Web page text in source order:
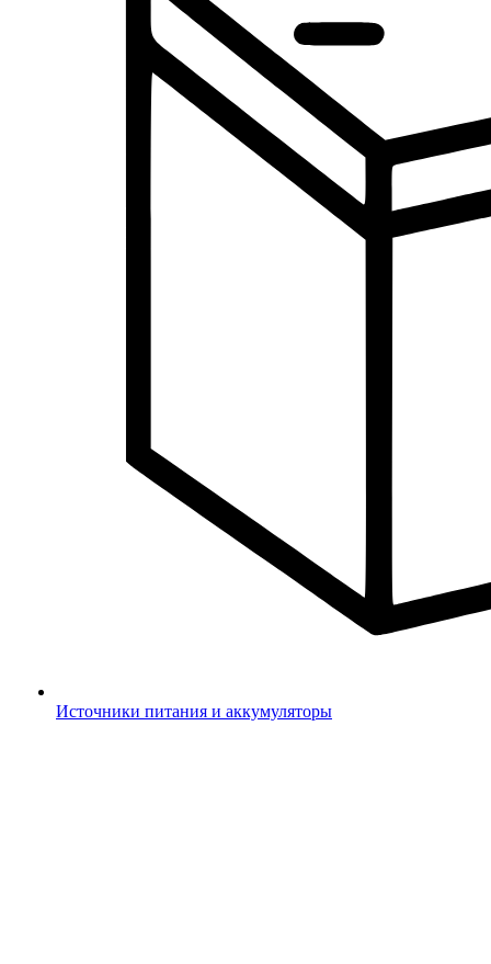
Источники питания и аккумуляторы